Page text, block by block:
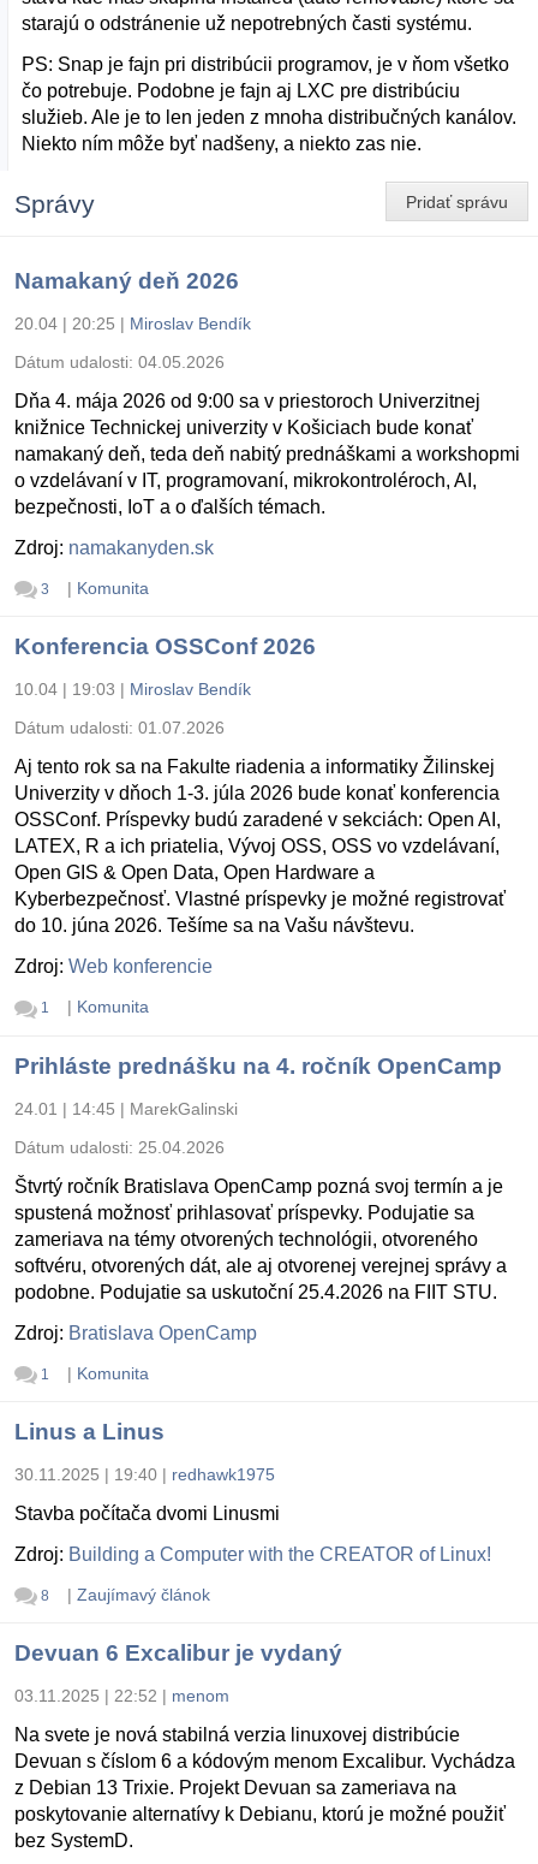
starajú o odstránenie už nepotrebných časti systému.
PS: Snap je fajn pri distribúcii programov, je v ňom všetko
čo potrebuje. Podobne je fajn aj LXC pre distribúciu
služieb. Ale je to len jeden z mnoha distribučných kanálov.
Niekto ním môže byť nadšeny, a niekto zas nie.
Pridať správu
Správy
Namakaný deň 2026
20.04 | 20:25 | Miroslav Bendík
Dátum udalosti: 04.05.2026
Dňa 4. mája 2026 od 9:00 sa v priestoroch Univerzitnej
knižnice Technickej univerzity v Košiciach bude konať
namakaný deň, teda deň nabitý prednáškami a workshopmi
o vzdelávaní v IT, programovaní, mikrokontroléroch, AI,
bezpečnosti, IoT a o ďalších témach.
Zdroj: namakanyden.sk
3 | Komunita
Konferencia OSSConf 2026
10.04 | 19:03 | Miroslav Bendík
Dátum udalosti: 01.07.2026
Aj tento rok sa na Fakulte riadenia a informatiky Žilinskej
Univerzity v dňoch 1-3. júla 2026 bude konať konferencia
OSSConf. Príspevky budú zaradené v sekciách: Open AI,
LATEX, R a ich priatelia, Vývoj OSS, OSS vo vzdelávaní,
Open GIS & Open Data, Open Hardware a
Kyberbezpečnosť. Vlastné príspevky je možné registrovať
do 10. júna 2026. Tešíme sa na Vašu návštevu.
Zdroj: Web konferencie
1 | Komunita
Prihláste prednášku na 4. ročník OpenCamp
24.01 | 14:45 | MarekGalinski
Dátum udalosti: 25.04.2026
Štvrtý ročník Bratislava OpenCamp pozná svoj termín a je
spustená možnosť prihlasovať príspevky. Podujatie sa
zameriava na témy otvorených technológii, otvoreného
softvéru, otvorených dát, ale aj otvorenej verejnej správy a
podobne. Podujatie sa uskutoční 25.4.2026 na FIIT STU.
Zdroj: Bratislava OpenCamp
1 | Komunita
Linus a Linus
30.11.2025 | 19:40 | redhawk1975
Stavba počítača dvomi Linusmi
Zdroj: Building a Computer with the CREATOR of Linux!
8 | Zaujímavý článok
Devuan 6 Excalibur je vydaný
03.11.2025 | 22:52 | menom
Na svete je nová stabilná verzia linuxovej distribúcie
Devuan s číslom 6 a kódovým menom Excalibur. Vychádza
z Debian 13 Trixie. Projekt Devuan sa zameriava na
poskytovanie alternatívy k Debianu, ktorú je možné použiť
bez SystemD.